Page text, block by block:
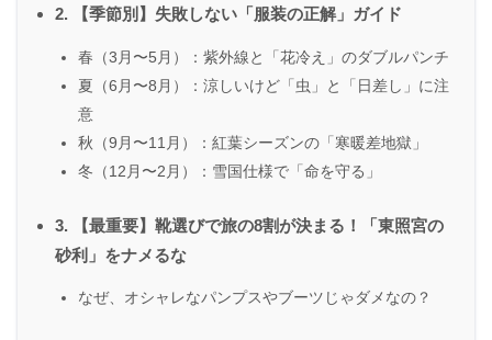
2. 【季節別】失敗しない「服装の正解」ガイド
春（3月〜5月）：紫外線と「花冷え」のダブルパンチ
夏（6月〜8月）：涼しいけど「虫」と「日差し」に注
意
秋（9月〜11月）：紅葉シーズンの「寒暖差地獄」
冬（12月〜2月）：雪国仕様で「命を守る」
3. 【最重要】靴選びで旅の8割が決まる！「東照宮の
砂利」をナメるな
なぜ、オシャレなパンプスやブーツじゃダメなの？